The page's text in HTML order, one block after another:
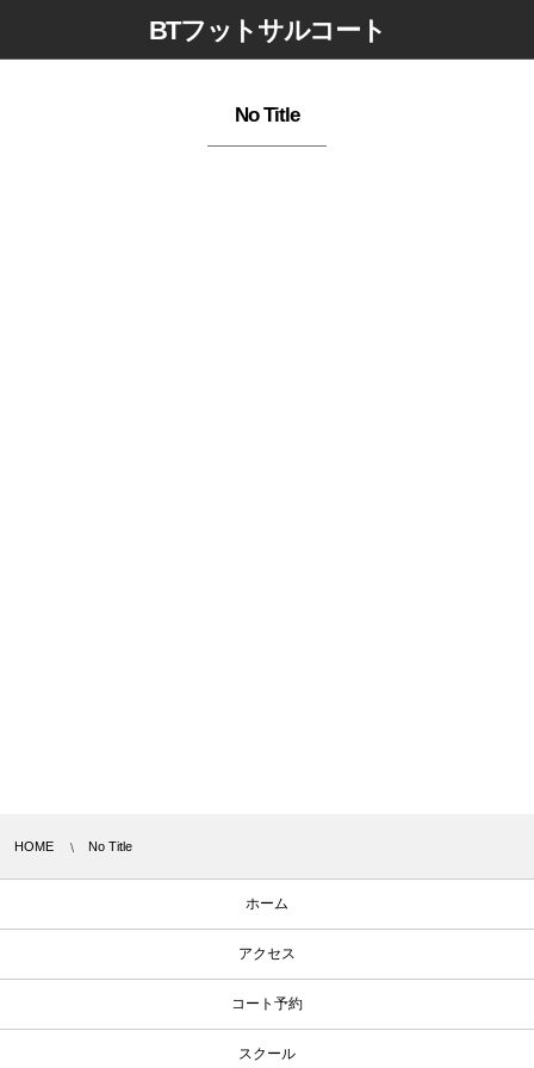
BTフットサルコート
No Title
HOME No Title
ホーム
アクセス
コート予約
スクール